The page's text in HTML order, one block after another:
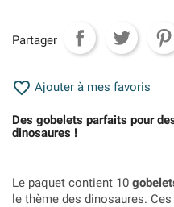
Partager
 Ajouter à mes favoris
Des gobelets parfaits pour
dinosaures !
Le paquet contient 10
le thème des dinosaures. Ces